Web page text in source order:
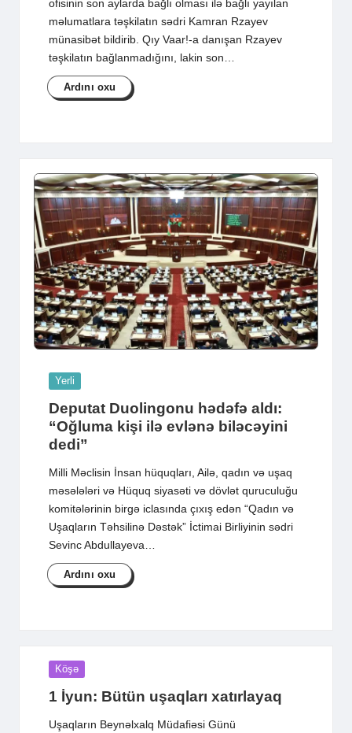
ofisinin son aylarda bağlı olması ilə bağlı yayılan
məlumatlara təşkilatın sədri Kamran Rzayev
münasibət bildirib. Qıy Vaar!-a danışan Rzayev
təşkilatın bağlanmadığını, lakin son…
Ardını oxu
Posted
Yerli
Deputat Duolingonu hədəfə aldı:
“Oğluma kişi ilə evlənə biləcəyini
dedi”
Milli Məclisin İnsan hüquqları, Ailə, qadın və uşaq
məsələləri və Hüquq siyasəti və dövlət quruculuğu
komitələrinin birgə iclasında çıxış edən “Qadın və
Uşaqların Təhsilinə Dəstək” İctimai Birliyinin sədri
Sevinc Abdullayeva…
Ardını oxu
Posted
Köşə
1 İyun: Bütün uşaqları xatırlayaq
Uşaqların Beynəlxalq Müdafiəsi Günü